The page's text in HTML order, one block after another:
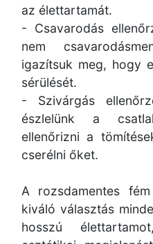
az élettartamát.
- Csavarodás
nem
igazítsuk meg, hogy
sérülését.
- Szivárgás
észlelünk a
ellenőrizni a
cserélni őket.
A rozsdamentes
kiváló választás
hosszú